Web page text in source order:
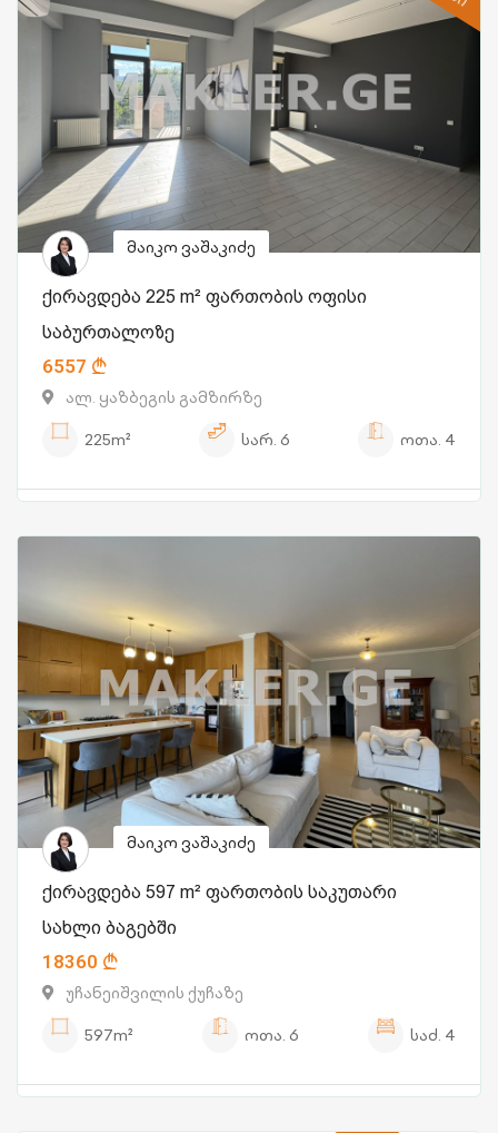
მაიკო ვაშაკიძე
ქირავდება 225 m² ფართობის ოფისი
საბურთალოზე
6557
ალ. ყაზბეგის გამზირზე
225m²
სარ. 6 ოთა. 4
მაიკო ვაშაკიძე
ქირავდება 597 m² ფართობის საკუთარი
სახლი ბაგებში
18360
უჩანეიშვილის ქუჩაზე
597m²
ოთა. 6 საძ. 4